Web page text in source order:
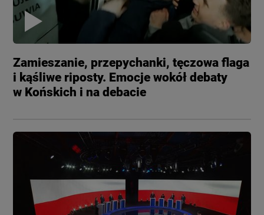
Zamieszanie, przepychanki, tęczowa flaga
i kąśliwe riposty. Emocje wokół debaty
w Końskich i na debacie